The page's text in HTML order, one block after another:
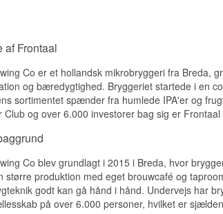
Great Minds Trifecta er ideel som
konceptet med at blende selv gør den til
entusiaster.
Bryggeri: Frontaal Brewing Co
Indhold: 440 ml dåseøl
Smagsvarianter: Ugandisk vanilje,
Serveringstemperatur: 10–12 °C
Glas: Trifecta glas (til blending)
af Frontaal
Co er et hollandsk mikrobryggeri fra Breda,
og bæredygtighed. Bryggeriet startede i en
sortimentet spænder fra humlede IPA'er og
Club og over 6.000 investorer bag sig er
Co blev grundlagt i 2015 i Breda, hvor
større produktion med eget brouwcafé og
godt kan gå hånd i hånd. Undervejs har
på over 6.000 personer, hvilket er